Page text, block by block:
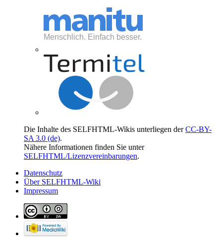
Die Inhalte des SELFHTML-Wikis unterliegen derCC-BY-
SA 3.0 (de).
Nähere Informationen finden Sie unter
SELFHTML/Lizenzvereinbarungen.
Datenschutz
Über SELFHTML-Wiki
Impressum